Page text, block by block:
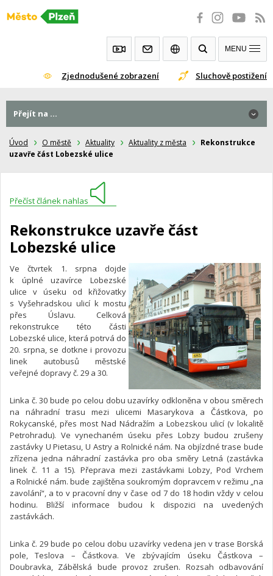
Přeskočit
Zjednodušené zobrazení Sluchově postižení
MENU
Úvod O městě Aktuality Aktuality z města
Rekonstrukce
uzavře část Lobezské ulice
Přečíst článek nahlas
Rekonstrukce uzavře část
Lobezské ulice
Ve čtvrtek 1. srpna dojde
k úplné uzavírce Lobezské
ulice v úseku od křižovatky
s Vyšehradskou ulicí k mostu
přes Úslavu. Celková
rekonstrukce této části
Lobezské ulice, která potrvá do
20. srpna, se dotkne i provozu
linek autobusů městské
veřejné dopravy č. 29 a 30.
Linka č. 30 bude po celou dobu uzavírky odkloněna v obou směrech
na náhradní trasu mezi ulicemi Masarykova a Částkova, po
Rokycanské, přes most Nad Nádražím a Lobezskou ulicí (v lokalitě
Petrohradu). Ve vynechaném úseku přes Lobzy budou zrušeny
zastávky U Pietasu, U Astry a Rolnické nám. Na objízdné trase bude
zřízena jedna náhradní zastávka pro oba směry Letná (zastávka
linek č. 11 a 15). Přeprava mezi zastávkami Lobzy, Pod Vrchem
a Rolnické nám. bude zajištěna soukromým dopravcem v režimu „na
zavolání“, a to v pracovní dny v čase od 7 do 18 hodin vždy v celou
hodinu. Bližší informace budou k dispozici na uvedených
zastávkách.
Linka č. 29 bude po celou dobu uzavírky vedena jen v trase Borská
pole, Teslova – Částkova. Ve zbývajícím úseku Částkova –
Doubravka, Zábělská bude provoz zrušen. Rozsah odbavování
Přejít na ...